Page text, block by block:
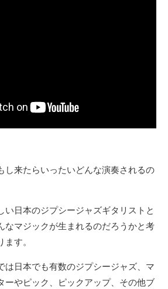
し来たらいったいどんな演奏されるの
い日本のジプシージャズギタリストと
なマジックが生まれるのだろうかと考
す。
は日本でも有数のジプシージャズ、マ
ーやピック、ピックアップ、その他ブ